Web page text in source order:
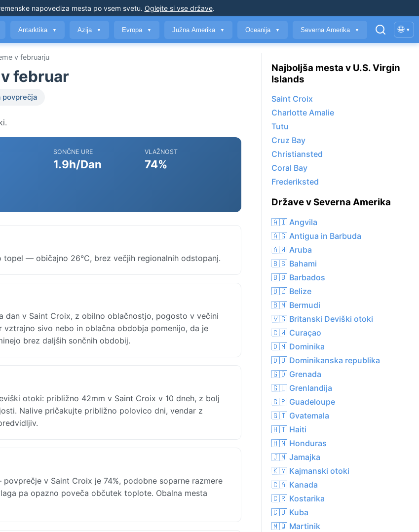
napovediza mesta po vsem svetu. Oglejte si vse države.
Antarktika ▼ Azija ▼ Evropa ▼ Južna Amerika ▼ Oceanija ▼ Severna Amerika ▼ 🌐 ▾
v februarju
februar
povprečja
SONČNE URE
1.9h/Dan
VLAŽNOST
74%
— običajno 26°C, brez večjih regionalnih odstopanj.
dan v Saint Croix, z obilno oblačnostjo, pogosto v večini
sivo nebo in oblačna obdobja pomenijo, da je
brez daljših sončnih obdobij.
otoki: približno 42mm v Saint Croix v 10 dneh, z bolj
Nalive pričakujte približno polovico dni, vendar z
v Saint Croix je 74%, podobne soparne razmere
pa opazno poveča občutek toplote. Obalna mesta
Najboljša mesta v U.S. Virgin
Islands
Saint Croix
Charlotte Amalie
Tutu
Cruz Bay
Christiansted
Coral Bay
Frederiksted
Države v Severna Amerika
🇦🇮 Angvila
🇦🇬 Antigua in Barbuda
🇦🇼 Aruba
🇧🇸 Bahami
🇧🇧 Barbados
🇧🇿 Belize
🇧🇲 Bermudi
🇻🇬 Britanski Deviški otoki
🇨🇼 Curaçao
🇩🇲 Dominika
🇩🇴 Dominikanska republika
🇬🇩 Grenada
🇬🇱 Grenlandija
🇬🇵 Guadeloupe
🇬🇹 Gvatemala
🇭🇹 Haiti
🇭🇳 Honduras
🇯🇲 Jamajka
🇰🇾 Kajmanski otoki
🇨🇦 Kanada
🇨🇷 Kostarika
🇨🇺 Kuba
🇲🇶 Martinik